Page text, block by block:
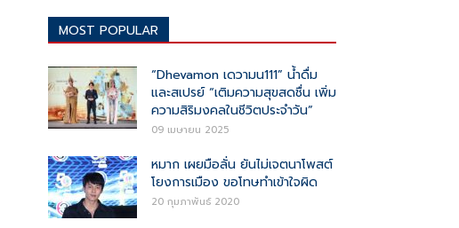
MOST POPULAR
“Dhevamon เดวามน111” น้ำดื่ม
และสเปรย์ “เติมความสุขสดชื่น เพิ่ม
ความสิริมงคลในชีวิตประจำวัน”
09 เมษายน 2025
หมาก เผยมือลั่น ยันไม่เจตนาโพสต์
โยงการเมือง ขอโทษทำเข้าใจผิด
20 กุมภาพันธ์ 2020